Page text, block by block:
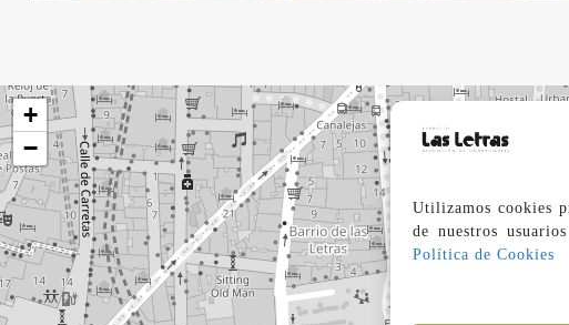
Utilizamos cookies
de nuestros
Política de Cookies
+
−